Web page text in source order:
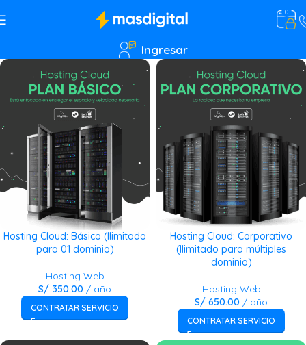
0
Ingresar
Hosting Cloud: Básico (Ilimitado
para 01 dominio)
Hosting Web
S/ 350.00 / año
CONTRATAR SERVICIO
Hosting Cloud: Corporativo
(Ilimitado para múltiples
dominio)
Hosting Web
S/ 650.00 / año
CONTRATAR SERVICIO